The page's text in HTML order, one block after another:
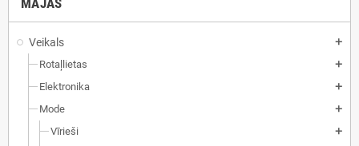
MĀJAS
Veikals add
Rotaļlietas add
Elektronika add
Mode add
Vīrieši add